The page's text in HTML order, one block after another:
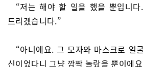
“저는 해야 할 일을 했을 뿐입니
드리겠습니다.”
“아니에요. 그 모자와 마스크로 얼
신이었다니 그냥 깜짝 놀랐을 뿐이에